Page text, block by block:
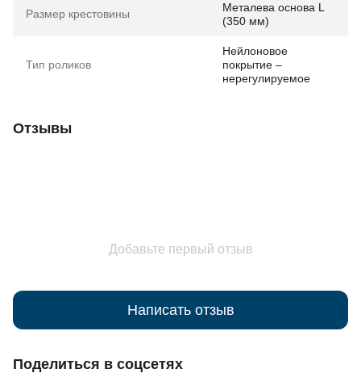
Размер крестовины
Металева основа L
(350 мм)
Тип роликов
Нейлоновое
покрытие –
нерегулируемое
Отзывы
Добавьте первый отзыв
Написать отзыв
Поделиться в соцсетях